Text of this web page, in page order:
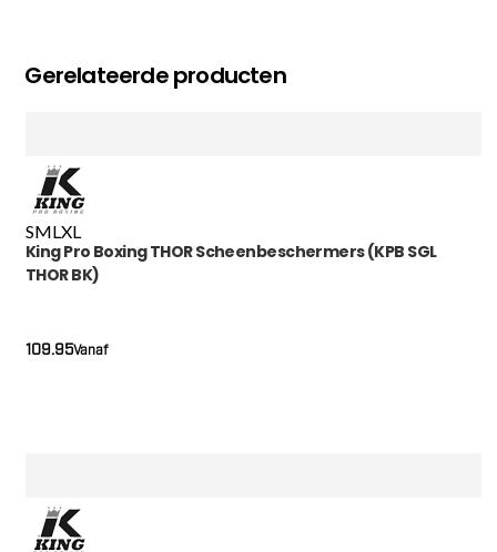
Gerelateerde producten
SMLXL
King Pro Boxing THOR Scheenbeschermers (KPB SGL
THOR BK)
Vanaf
109.95